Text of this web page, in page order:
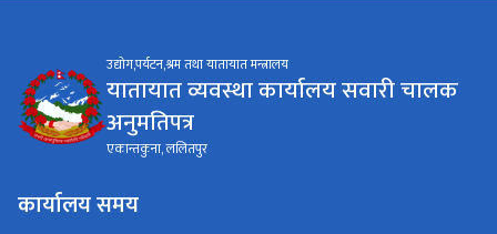
उद्योग,पर्यटन,श्रम तथा यातायात मन्त्रालय
यातायात व्यवस्था कार्यालय सवारी चालक
अनुमतिपत्र
एकान्तकुना, ललितपुर
कार्यालय समय